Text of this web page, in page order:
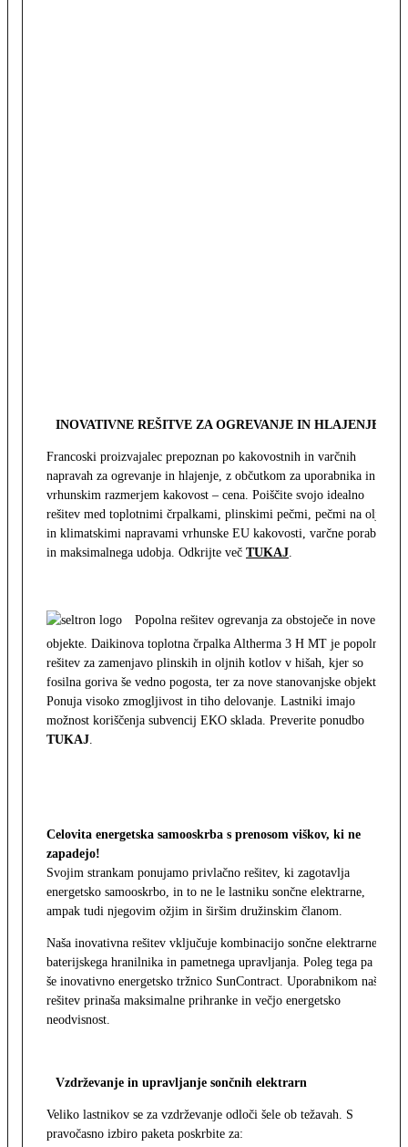
INOVATIVNE REŠITVE ZA OGREVANJE IN HLAJENJE
Francoski proizvajalec prepoznan po kakovostnih in varčnih
napravah za ogrevanje in hlajenje, z občutkom za uporabnika in z
vrhunskim razmerjem kakovost – cena. Poiščite svojo idealno
rešitev med toplotnimi črpalkami, plinskimi pečmi, pečmi na olje
in klimatskimi napravami vrhunske EU kakovosti, varčne porabe
in maksimalnega udobja. Odkrijte več TUKAJ.
Popolna rešitev ogrevanja za obstoječe in nove
objekte. Daikinova toplotna črpalka Altherma 3 H MT je popolna
rešitev za zamenjavo plinskih in oljnih kotlov v hišah, kjer so
fosilna goriva še vedno pogosta, ter za nove stanovanjske objekte.
Ponuja visoko zmogljivost in tiho delovanje. Lastniki imajo
možnost koriščenja subvencij EKO sklada. Preverite ponudbo
TUKAJ.
Celovita energetska samooskrba s prenosom viškov, ki ne
zapadejo!
Svojim strankam ponujamo privlačno rešitev, ki zagotavlja
energetsko samooskrbo, in to ne le lastniku sončne elektrarne,
ampak tudi njegovim ožjim in širšim družinskim članom.
Naša inovativna rešitev vključuje kombinacijo sončne elektrarne,
baterijskega hranilnika in pametnega upravljanja. Poleg tega pa
še inovativno energetsko tržnico SunContract. Uporabnikom naša
rešitev prinaša maksimalne prihranke in večjo energetsko
neodvisnost.
Vzdrževanje in upravljanje sončnih elektrarn
Veliko lastnikov se za vzdrževanje odloči šele ob težavah. S
pravočasno izbiro paketa poskrbite za: